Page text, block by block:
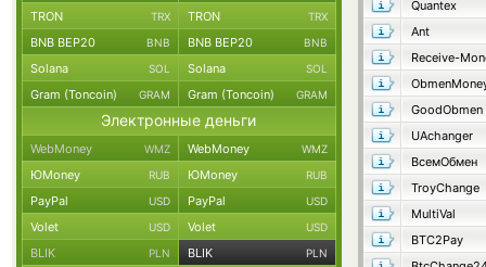
Quantex
Ant
Receive-
GoodObmen
UAchanger
ВсемОбмен
TroyChange
MultiVal
BTC2Pay
TRON TRX TRON TRX
BNB BEP20 BNB BNB BEP20 BNB
Solana SOL Solana SOL
Gram (Toncoin) GRAM Gram (Toncoin) GRAM
Электронные деньги
WebMoney WMZ WebMoney WMZ
ЮMoney RUB ЮMoney RUB
PayPal USD PayPal USD
Volet USD Volet USD
BLIK PLN BLIK PLN